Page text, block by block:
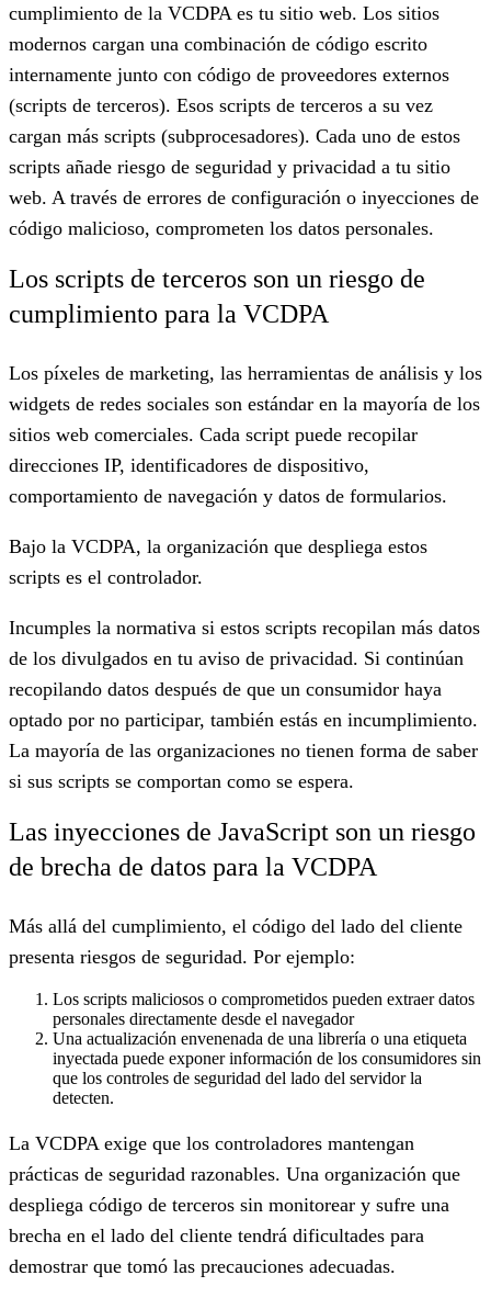
cumplimiento de la VCDPA es tu sitio web. Los sitios
modernos cargan una combinación de código escrito
internamente junto con código de proveedores externos
(scripts de terceros). Esos scripts de terceros a su vez
cargan más scripts (subprocesadores). Cada uno de estos
scripts añade riesgo de seguridad y privacidad a tu sitio
web. A través de errores de configuración o inyecciones de
código malicioso, comprometen los datos personales.
Los scripts de terceros son un riesgo de
cumplimiento para la VCDPA
Los píxeles de marketing, las herramientas de análisis y los
widgets de redes sociales son estándar en la mayoría de los
sitios web comerciales. Cada script puede recopilar
direcciones IP, identificadores de dispositivo,
comportamiento de navegación y datos de formularios.
Bajo la VCDPA, la organización que despliega estos
scripts es el controlador.
Incumples la normativa si estos scripts recopilan más datos
de los divulgados en tu aviso de privacidad. Si continúan
recopilando datos después de que un consumidor haya
optado por no participar, también estás en incumplimiento.
La mayoría de las organizaciones no tienen forma de saber
si sus scripts se comportan como se espera.
Las inyecciones de JavaScript son un riesgo
de brecha de datos para la VCDPA
Más allá del cumplimiento, el código del lado del cliente
presenta riesgos de seguridad. Por ejemplo:
Los scripts maliciosos o comprometidos pueden extraer datos
personales directamente desde el navegador
Una actualización envenenada de una librería o una etiqueta
inyectada puede exponer información de los consumidores sin
que los controles de seguridad del lado del servidor la
detecten.
La VCDPA exige que los controladores mantengan
prácticas de seguridad razonables. Una organización que
despliega código de terceros sin monitorear y sufre una
brecha en el lado del cliente tendrá dificultades para
demostrar que tomó las precauciones adecuadas.